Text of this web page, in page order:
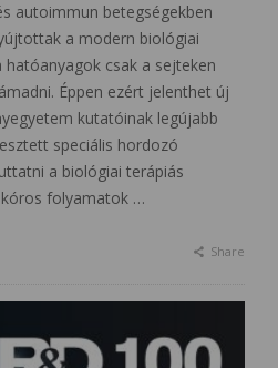
autoimmun betegségekben
a modern biológiai
hatóanyagok csak a sejteken
Éppen ezért jelenthet új
kutatóinak legújabb
speciális hordozó
a biológiai terápiás
folyamatok …
Share